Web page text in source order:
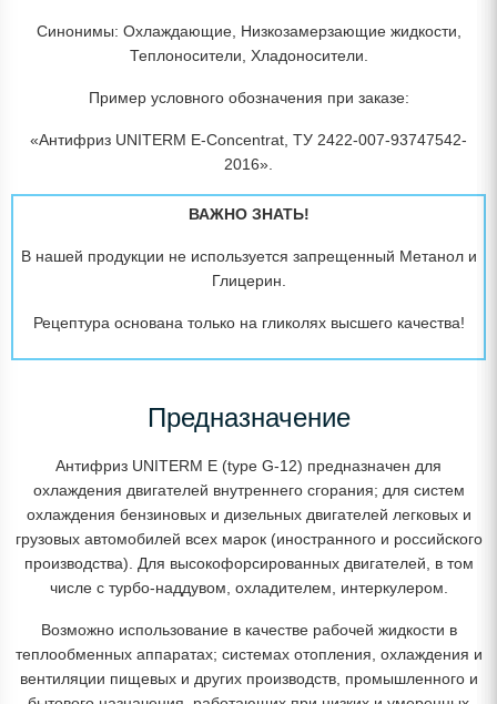
Синонимы: Охлаждающие, Низкозамерзающие жидкости,
Теплоносители, Хладоносители.
Пример условного обозначения при заказе:
«Антифриз UNITERM Е-Concentrat, ТУ 2422-007-93747542-
2016».
ВАЖНО ЗНАТЬ!
В нашей продукции не используется запрещенный Метанол и
Глицерин.
Рецептура основана только на гликолях высшего качества!
Предназначение
Антифриз UNITERM E (type G-12) предназначен для
охлаждения двигателей внутреннего сгорания; для систем
охлаждения бензиновых и дизельных двигателей легковых и
грузовых автомобилей всех марок (иностранного и российского
производства). Для высокофорсированных двигателей, в том
числе с турбо-наддувом, охладителем, интеркулером.
Возможно использование в качестве рабочей жидкости в
теплообменных аппаратах; системах отопления, охлаждения и
вентиляции пищевых и других производств, промышленного и